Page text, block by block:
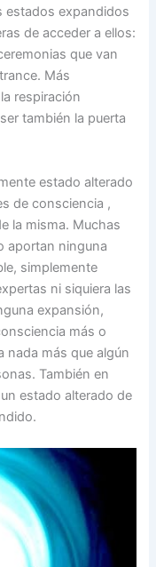
estados expandidos
de acceder a ellos:
que van
Más
respiración
también la puerta
estado alterado
de consciencia ,
la misma. Muchas
aportan ninguna
simplemente
ni siquiera las
expansión,
más o
nada más que algún
También en
estado alterado de